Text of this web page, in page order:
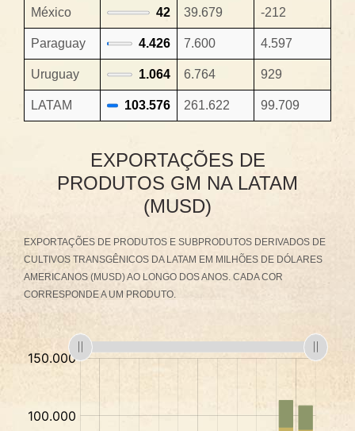
México 42 39.679 -212
Paraguay 4.426 7.600 4.597
Uruguay 1.064 6.764 929
LATAM 103.576 261.622 99.709
EXPORTAÇÕES DE
PRODUTOS GM NA LATAM
(MUSD)
EXPORTAÇÕES DE PRODUTOS E SUBPRODUTOS DERIVADOS DE
CULTIVOS TRANSGÊNICOS DA LATAM EM MILHÕES DE DÓLARES
AMERICANOS (MUSD) AO LONGO DOS ANOS. CADA COR
CORRESPONDE A UM PRODUTO.